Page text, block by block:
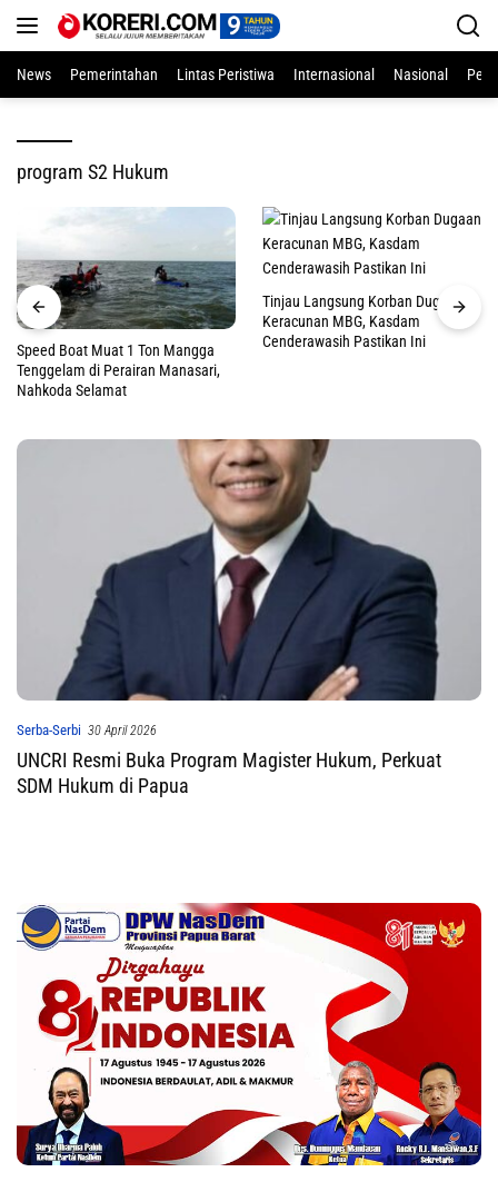
News
Pemerintahan Lintas Peristiwa Internasional Nasional
program S2 Hukum
Speed Boat Muat 1 Ton Mangga
Tenggelam di Perairan Manasari,
Nahkoda Selamat
Tinjau Langsung Korban Dugaan
Keracunan MBG, Kasdam
Cenderawasih Pastikan Ini
Serba-Serbi 30 April 2026
UNCRI Resmi Buka Program Magister Hukum, Perkuat
SDM Hukum di Papua